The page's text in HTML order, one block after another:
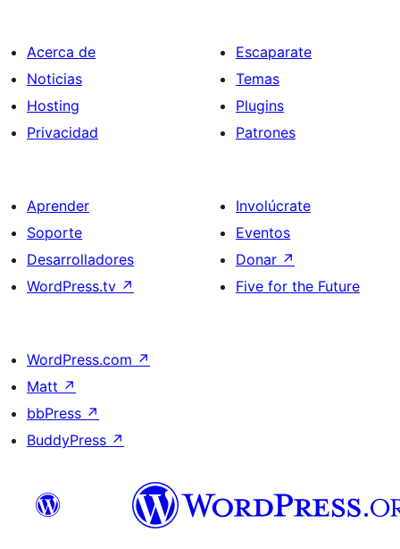
Acerca de
Noticias
Hosting
Privacidad
Escaparate
Temas
Plugins
Patrones
Aprender
Soporte
Desarrolladores
WordPress.tv ↗
Involúcrate
Eventos
Donar ↗
Five for the Future
WordPress.com ↗
Matt ↗
bbPress ↗
BuddyPress ↗